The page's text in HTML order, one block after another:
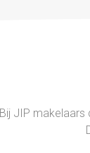
Bij JIP makelaars